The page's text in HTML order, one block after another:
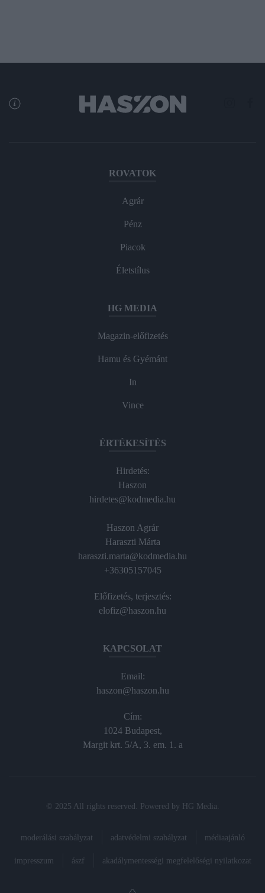
ROVATOK
Agrár
Pénz
Piacok
Életstílus
HG MEDIA
Magazin-előfizetés
Hamu és Gyémánt
In
Vince
ÉRTÉKESÍTÉS
Hirdetés:
Haszon
hirdetes@kodmedia.hu
Haszon Agrár
Haraszti Márta
haraszti.marta@kodmedia.hu
+36305157045
Előfizetés, terjesztés:
elofiz@haszon.hu
KAPCSOLAT
Email:
haszon@haszon.hu
Cím:
1024 Budapest,
Margit krt. 5/A, 3. em. 1. a
© 2025 All rights reserved. Powered by HG Media
moderálási szabályzat adatvédelmi szabályzat médiaajánló
impresszum ászf akadálymentességi megfelelőségi nyilatkozat